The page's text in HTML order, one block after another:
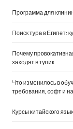
Программа для
Поиск тура в Египет:
Почему
заходят в тупик
Что изменилось в
требования, софт и
Курсы китайского